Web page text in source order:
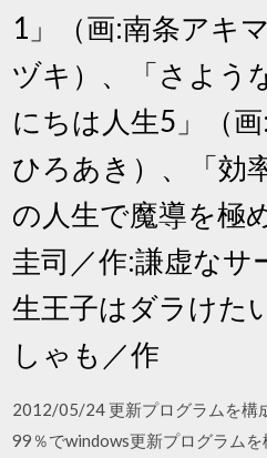
1」（画:南条アキ
ヅキ）、「さよう
にちは人生5」（
ひろあき）、「効
の人生で魔導を極
圭司／作:謙虚なサ
生王子はダラけた
しゃも／作
2012/05/24 更新プログラムを構
99％でwindows更新プログラム